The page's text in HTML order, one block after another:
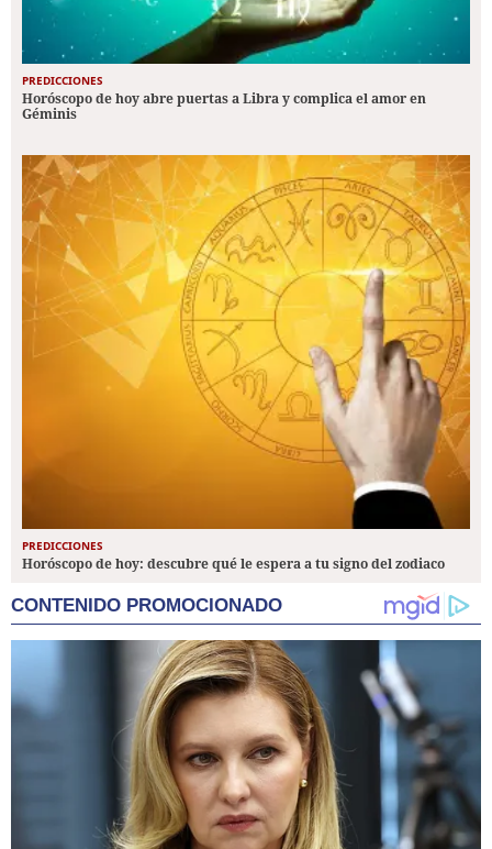
PREDICCIONES
Horóscopo de hoy abre puertas a Libra y complica el amor en
Géminis
PREDICCIONES
Horóscopo de hoy: descubre qué le espera a tu signo del zodiaco
CONTENIDO PROMOCIONADO